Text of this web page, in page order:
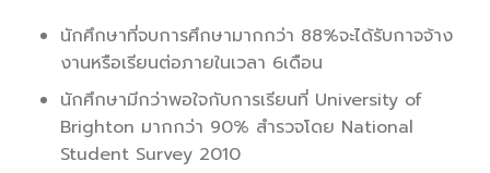
นักศึกษาที่จบการศึกษามากกว่า 88%จะได้รับกาจจ้าง
งานหรือเรียนต่อภายในเวลา 6เดือน
นักศึกษามีกว่าพอใจกับการเรียนที่ University of
Brighton มากกว่า 90% สำรวจโดย National
Student Survey 2010